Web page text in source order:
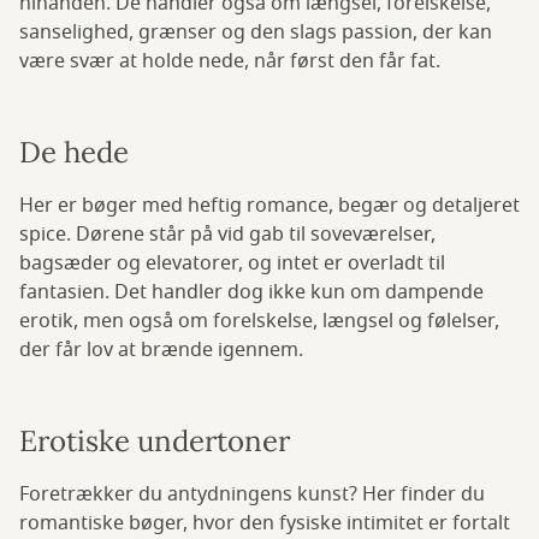
sanselighed, grænser og den slags passion, der kan
være svær at holde nede, når først den får fat.
De hede
Her er bøger med heftig romance, begær og detaljeret
spice. Dørene står på vid gab til soveværelser,
bagsæder og elevatorer, og intet er overladt til
fantasien. Det handler dog ikke kun om dampende
erotik, men også om forelskelse, længsel og følelser,
der får lov at brænde igennem.
Erotiske undertoner
Foretrækker du antydningens kunst? Her finder du
romantiske bøger, hvor den fysiske intimitet er fortalt